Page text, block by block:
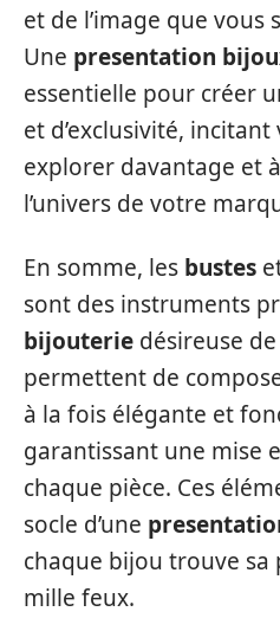
et de l’image que vous
Une presentation
essentielle pour créer
et d’exclusivité, incitant
explorer davantage et
l’univers de votre
En somme, les bustes
sont des instruments
bijouterie désireuse
permettent de
à la fois élégante et
garantissant une mise
chaque pièce. Ces
socle d’une
chaque bijou trouve sa
mille feux.